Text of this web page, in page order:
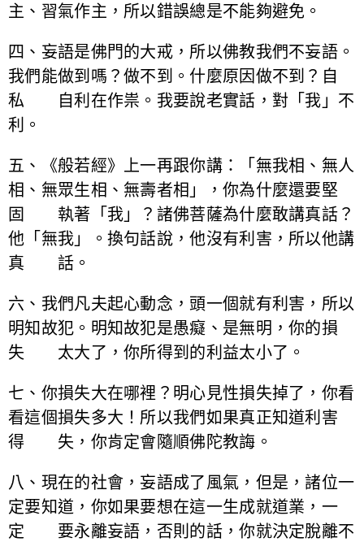
主、習氣作主，所以錯誤總是不能夠避免。
四、妄語是佛門的大戒，所以佛教我們不妄語。
我們能做到嗎？做不到。什麼原因做不到？自
私 自利在作祟。我要說老實話，對「我」不
利。
五、《般若經》上一再跟你講：「無我相、無人
相、無眾生相、無壽者相」，你為什麼還要堅
固 執著「我」？諸佛菩薩為什麼敢講真話？
他「無我」。換句話說，他沒有利害，所以他講
真 話。
六、我們凡夫起心動念，頭一個就有利害，所以
明知故犯。明知故犯是愚癡、是無明，你的損
失 太大了，你所得到的利益太小了。
七、你損失大在哪裡？明心見性損失掉了，你看
看這個損失多大！所以我們如果真正知道利害
得 失，你肯定會隨順佛陀教誨。
八、現在的社會，妄語成了風氣，但是，諸位一
定要知道，你如果要想在這一生成就道業，一
定 要永離妄語，否則的話，你就決定脫離不